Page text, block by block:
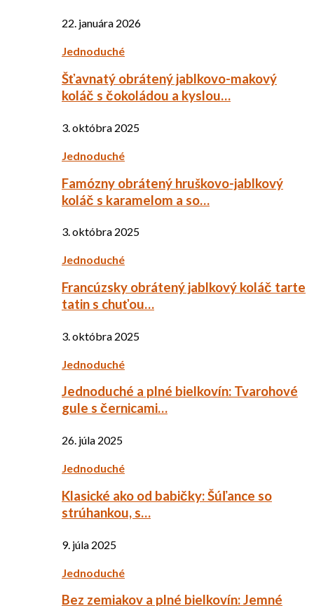
22. januára 2026
Jednoduché
Šťavnatý obrátený jablkovo-makový
koláč s čokoládou a kyslou…
3. októbra 2025
Jednoduché
Famózny obrátený hruškovo-jablkový
koláč s karamelom a so…
3. októbra 2025
Jednoduché
Francúzsky obrátený jablkový koláč tarte
tatin s chuťou…
3. októbra 2025
Jednoduché
Jednoduché a plné bielkovín: Tvarohové
gule s černicami…
26. júla 2025
Jednoduché
Klasické ako od babičky: Šúľance so
strúhankou, s…
9. júla 2025
Jednoduché
Bez zemiakov a plné bielkovín: Jemné